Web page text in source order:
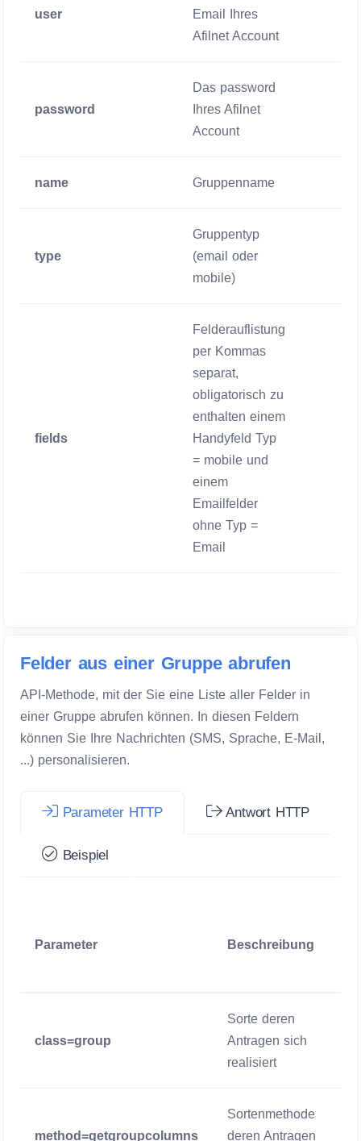
user
Email Ihres
Afilnet Account
password
Das password
Ihres Afilnet
Account
name Gruppenname
type
Gruppentyp
(email oder
mobile)
fields
Felderauflistung
per Kommas
separat,
obligatorisch zu
enthalten einem
Handyfeld Typ
= mobile und
einem
Emailfelder
ohne Typ =
Email
Felder aus einer Gruppe abrufen
API-Methode, mit der Sie eine Liste aller Felder in
einer Gruppe abrufen können. In diesen Feldern
können Sie Ihre Nachrichten (SMS, Sprache, E-Mail,
...) personalisieren.
Parameter HTTP Antwort HTTP
Beispiel
Parameter Beschreibung
class=group
Sorte deren
Antragen sich
realisiert
method=getgroupcolumns
Sortenmethode
deren Antragen